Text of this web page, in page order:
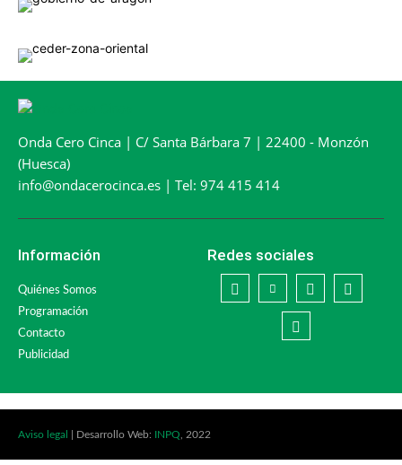
Onda Cero Cinca | C/ Santa Bárbara 7 | 22400 - Monzón
(Huesca)
info@ondacerocinca.es | Tel: 974 415 414
Información
Quiénes Somos
Programación
Contacto
Publicidad
Redes sociales
Aviso legal | Desarrollo Web: INPQ , 2022